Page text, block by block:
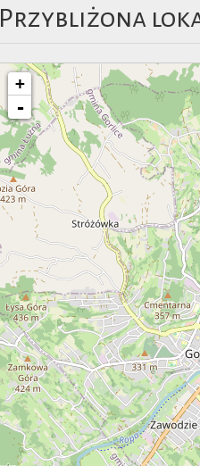
Przybliżona
+
-